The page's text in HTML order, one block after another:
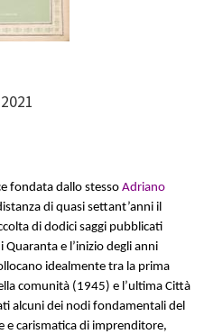
2021
fondata dallo stesso Adriano
di quasi settant’anni il
di dodici saggi pubblicati
e l’inizio degli anni
idealmente tra la prima
comunità (1945) e l’ultima Città
alcuni dei nodi fondamentali del
e carismatica di imprenditore,